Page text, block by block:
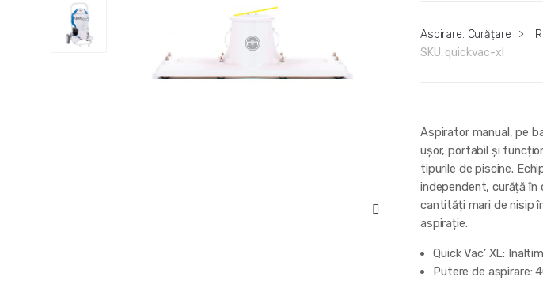
Aspirare. Curățare >
SKU: quickvac-xl
Aspirator manual, pe
ușor, portabil și
tipurile de piscine.
independent, curăță în
cantități mari de nisip
aspirație.
Quick Vac’ XL:
Putere de aspirare: